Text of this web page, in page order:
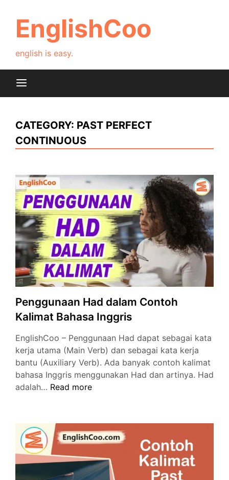
contentEnglishCoo
english is easy.
CATEGORY: PAST PERFECT
CONTINUOUS
Penggunaan Had dalam Contoh
Kalimat Bahasa Inggris
EnglishCoo – Penggunaan Had dapat sebagai kata
kerja utama (Main Verb) dan sebagai kata kerja
bantu (Auxiliary Verb). Ada banyak contoh kalimat
bahasa Inggris menggunakan Had dan artinya. Had
adalah… Penggunaan
Contoh
Kalimat
Bahasa
Inggris
Read more